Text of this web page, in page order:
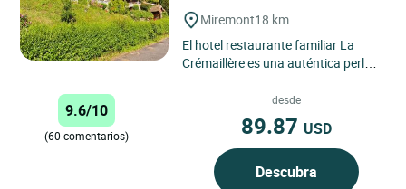
Miremont18 km
El hotel restaurante familiar La
Crémaillère es una auténtica perla
Natura 2000, en el...
9.6/10
(60 comentarios)
desde
89.87 USD
Descubra